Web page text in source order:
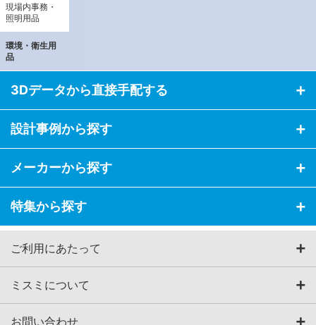
現場内事務・
照明用品
環境・衛生用
品
3Dデータから直接手配する
設計事例から探す
メーカーから探す
特集から探す
ご利用にあたって
ミスミについて
お問い合わせ